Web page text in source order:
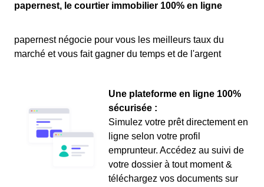
papernest, le courtier immobilier 100% en ligne
papernest négocie pour vous les meilleurs taux du
marché et vous fait gagner du temps et de l'argent
Une plateforme en ligne 100%
sécurisée :
Simulez votre prêt directement en
ligne selon votre profil
emprunteur. Accédez au suivi de
votre dossier à tout moment &
téléchargez vos documents sur